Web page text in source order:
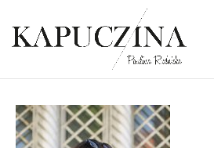
13 maja 2018
IMG_6114
Written by